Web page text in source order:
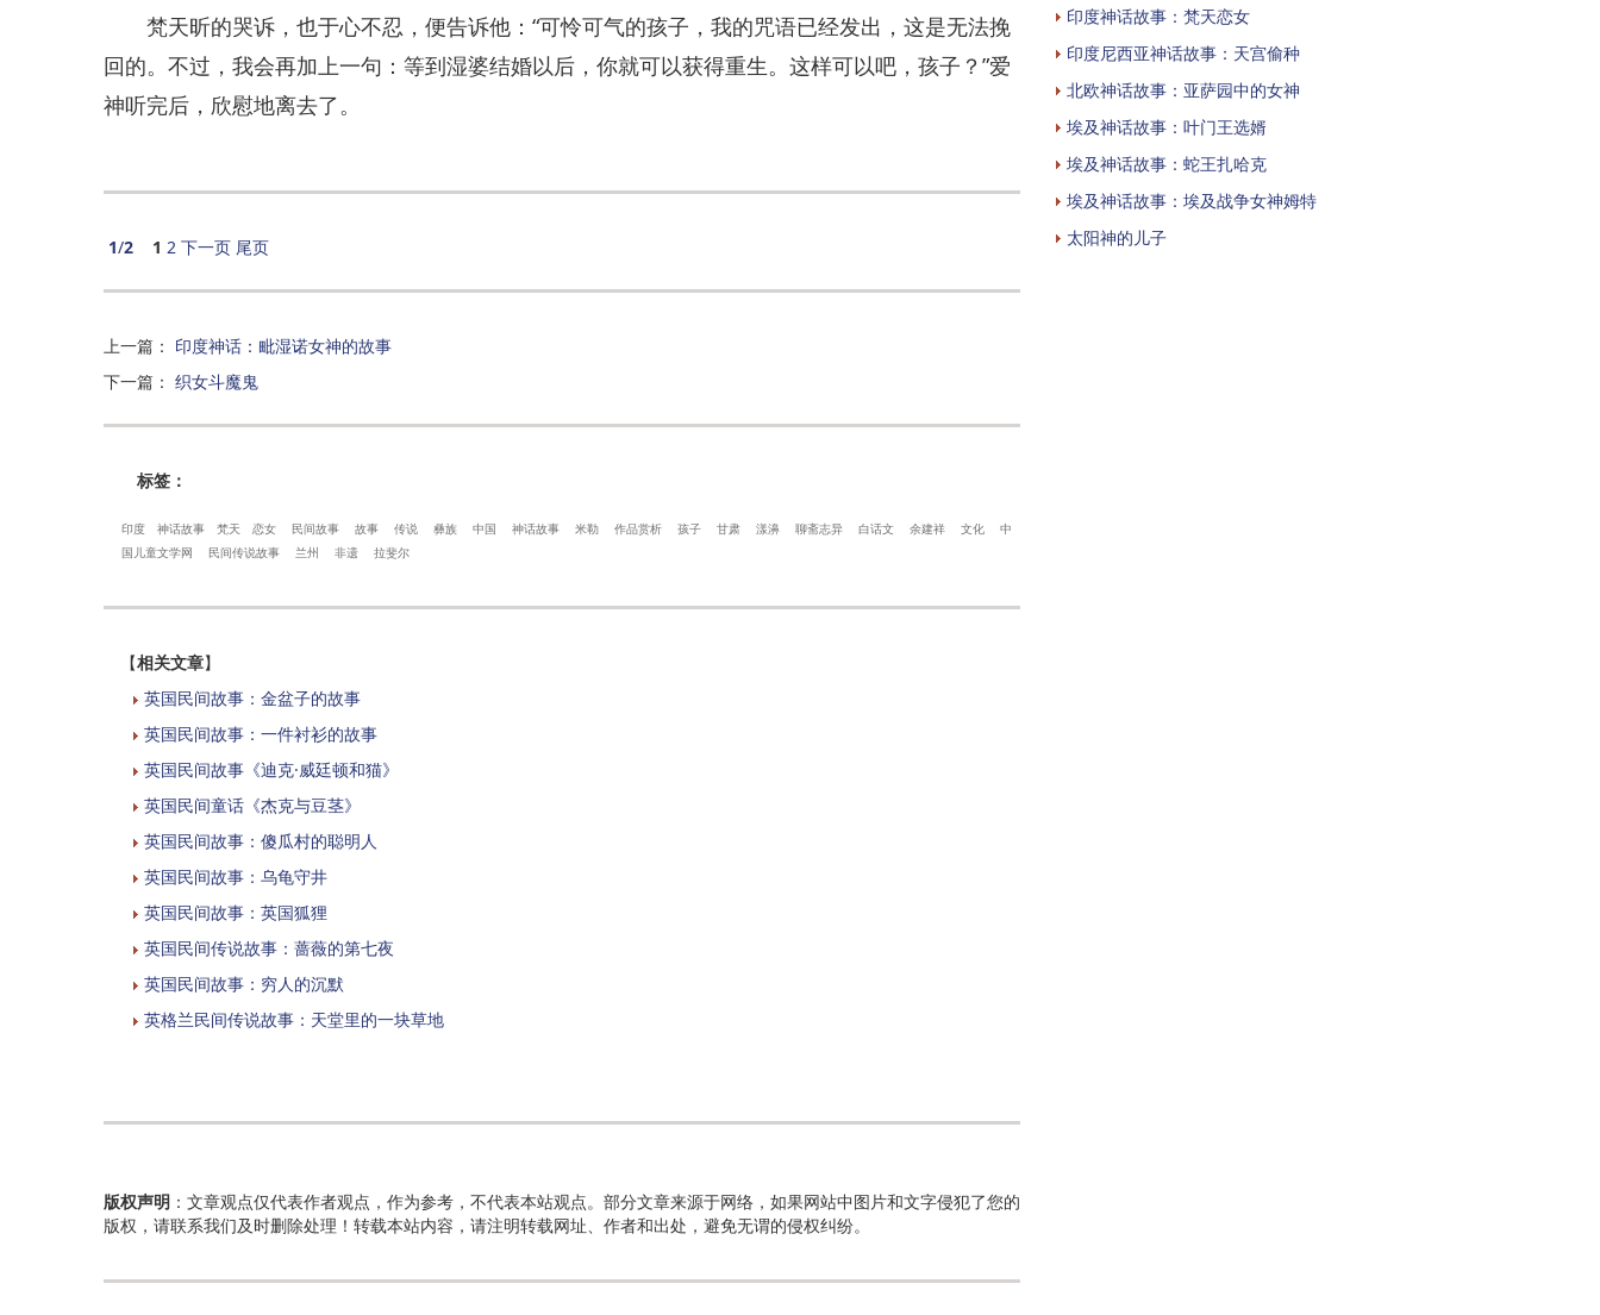
梵天昕的哭诉，也于心不忍，便告诉他：“可怜可气的孩子，我的咒语已经发出，这是无法挽
回的。不过，我会再加上一句：等到湿婆结婚以后，你就可以获得重生。这样可以吧，孩子？”爱
神听完后，欣慰地离去了。
1/2 1 2 下一页 尾页
上一篇 ： 印度神话：毗湿诺女神的故事
下一篇 ： 织女斗魔鬼
标签：
印度 神话故事 梵天 恋女 民间故事 故事 传说 彝族 中国 神话故事 米勒 作品赏析 孩子 甘肃 漾濞 聊斋志异 白话文 余建祥 文化
中
国儿童文学网
民间传说故事 兰州 非遗 拉斐尔
【相关文章】
英国民间故事：金盆子的故事
英国民间故事：一件衬衫的故事
英国民间故事《迪克·威廷顿和猫》
英国民间童话《杰克与豆茎》
英国民间故事：傻瓜村的聪明人
英国民间故事：乌龟守井
英国民间故事：英国狐狸
英国民间传说故事：蔷薇的第七夜
英国民间故事：穷人的沉默
英格兰民间传说故事：天堂里的一块草地
版权声明 ：文章观点仅代表作者观点，作为参考，不代表本站观点。部分文章来源于网络，如果网站中图片和文字侵犯了您的
版权，请联系我们及时删除处理！转载本站内容，请注明转载网址、作者和出处，避免无谓的侵权纠纷。
印度神话故事：梵天恋女
印度尼西亚神话故事：天宫偷种
北欧神话故事：亚萨园中的女神
埃及神话故事：叶门王选婿
埃及神话故事：蛇王扎哈克
埃及神话故事：埃及战争女神姆特
太阳神的儿子